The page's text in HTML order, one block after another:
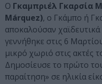
Ο Γκαμπριέλ Γκαρσία
Márquez), ο Γκάμπο ή
αποκαλούσαν
γεννήθηκε στις 6
μικρό χωριό στις ακτές
Δημοσίευσε το πρώτο
παραίτηση» σε ηλικία